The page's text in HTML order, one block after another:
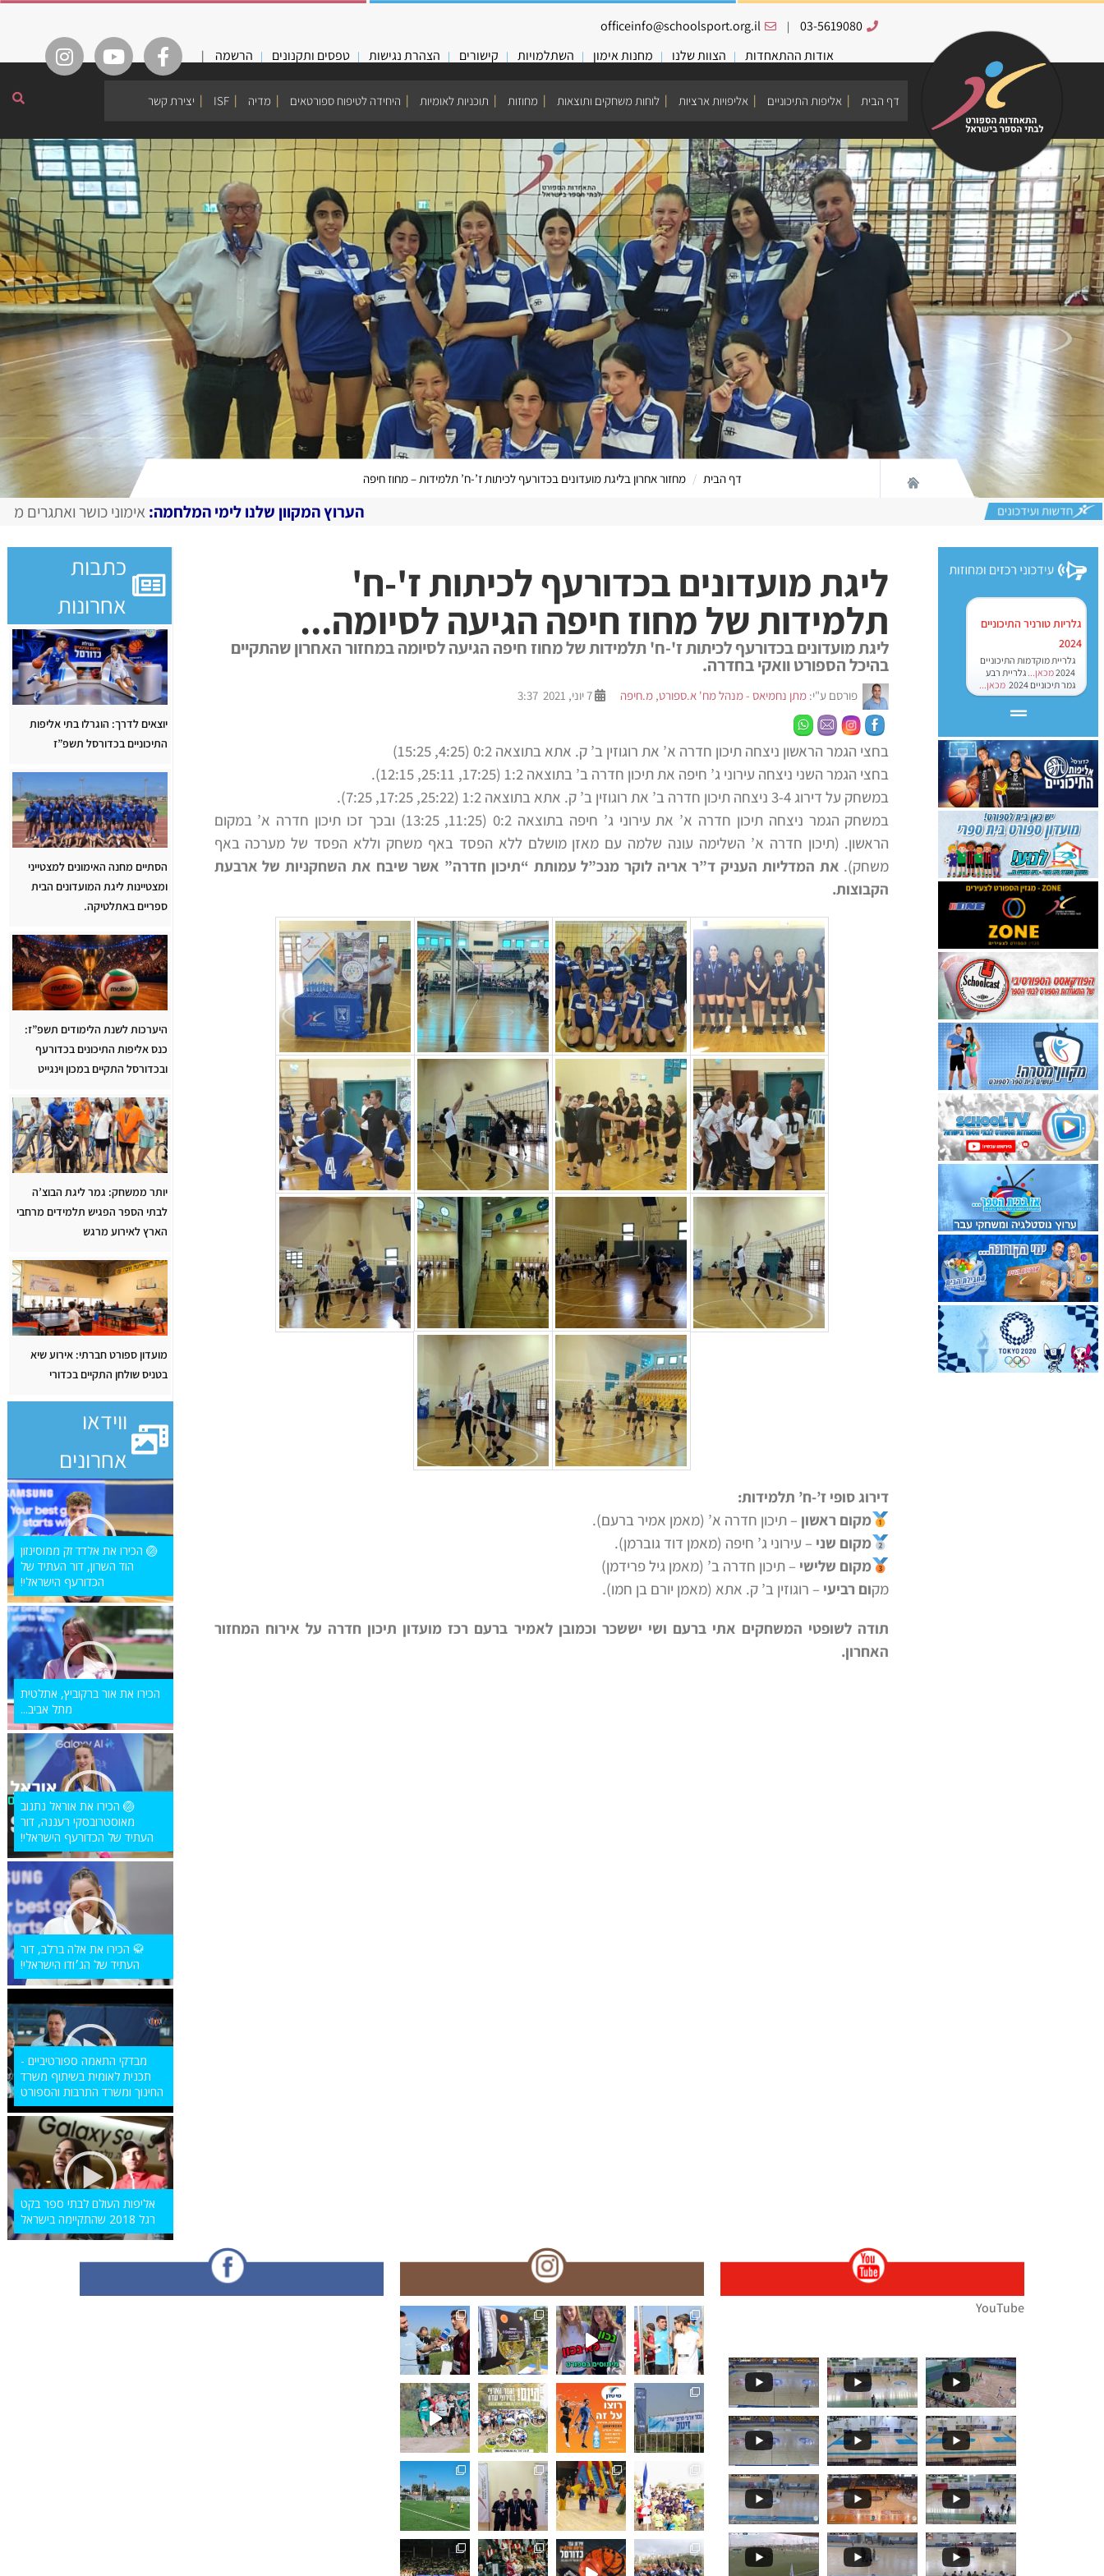
03-5619080
|
officeinfo@schoolsport.org.il
אודות ההתאחדות
הצוות שלנו מחנות אימון השתלמויות קישורים הצהרת נגישות טפסים ותקנונים הרשמה |
דף הבית אליפות התיכוניים אליפויות ארציות לוחות משחקים ותוצאות מחוזות תוכניות לאומיות היחידה לטיפוח ספורטאים מדיה ISF יצירת קשר
דף הבית מחזור אחרון בליגת מועדונים בכדורעף לכיתות ז’-ח’ תלמידות – מחוז חיפה
הערוץ המקוון שלנו לימי המלחמה:אימוני כושר ואתגרים מצולמים, מגזין
גלריות טורניר התיכוניים
2024
גלריית מוקדמות התיכוניים
2024מכאן... גלריית רבע
גמר תיכוניים 2024
מכאן...
ליגת מועדונים בכדורעף לכיתות ז'-ח'
תלמידות של מחוז חיפה הגיעה לסיומה...
ליגת מועדונים בכדורעף לכיתות ז'-ח' תלמידות של מחוז חיפה הגיעה לסיומה במחזור האחרון שהתקיים
בהיכל הספורט וואקי בחדרה.
פורסם ע"י: מתן נחמיאס - מנהל מח' א.ספורט, מ.חיפה 7 יוני, 2021 3:37
בחצי הגמר הראשון ניצחה תיכון חדרה א’ את רוגוזין ב’ ק. אתא בתוצאה 0:2 (4:25, 15:25)
בחצי הגמר השני ניצחה עירוני ג’ חיפה את תיכון חדרה ב’ בתוצאה 1:2 (17:25, 25:11, 12:15).
במשחק על דירוג 3-4 ניצחה תיכון חדרה ב’ את רוגוזין ב’ ק. אתא בתוצאה 1:2 (25:22, 17:25, 7:25).
במשחק הגמר ניצחה תיכון חדרה א’ את עירוני ג’ חיפה בתוצאה 0:2 (11:25, 13:25) ובכך זכו תיכון חדרה א’ במקום
הראשון. (תיכון חדרה א’ השלימה עונה שלמה עם מאזן מושלם ללא הפסד באף משחק וללא הפסד של מערכה באף
משחק). את המדליות העניק ד”ר אריה לוקר מנכ”ל עמותת “תיכון חדרה” אשר שיבח את השחקניות של ארבעת
הקבוצות.
דירוג סופי ז’-ח’ תלמידות:
מקום ראשון – תיכון חדרה א’ (מאמן אמיר ברעם).
מקום שני – עירוני ג’ חיפה (מאמן דוד גוברמן).
מקום שלישי – תיכון חדרה ב’ (מאמן גיל פרידמן)
מקום רביעי – רוגוזין ב’ ק. אתא (מאמן יורם בן חמו).
תודה לשופטי המשחקים אתי ברעם ושי יששכר וכמובן לאמיר ברעם רכז מועדון תיכון חדרה על אירוח המחזור
האחרון.
כתבות
אחרונות
יוצאים לדרך: הוגרלו בתי אליפות
התיכוניים בכדורסל תשפ”ז
הסתיים מחנה האימונים למצטייני
ומצטיינות ליגת המועדונים הבית
ספריים באתלטיקה.
היערכות לשנת הלימודים תשפ”ז:
כנס אליפות התיכונים בכדורעף
ובכדורסל התקיים במכון וינגייט
יותר ממשחק: גמר ליגת הבוצ’ה
לבתי הספר הפגיש תלמידים מרחבי
הארץ לאירוע מרגש
מועדון ספורט חברתי: אירוע שיא
בטניס שולחן התקיים בכדורי
ווידאו
אחרונים
🏐 הכירו את אלדד זק ממוסינזון
הוד השרון, דור העתיד של
הכדורעף הישראלי!
הכירו את אור ברקוביץ, אתלטית
מתל אביב...
🏐 הכירו את אוראל נתנוב
מאוסטרובסקי רעננה, דור
העתיד של הכדורעף הישראלי!
🥋 הכירו את אלה ברלב, דור
העתיד של הג׳ודו הישראלי!
מבדקי התאמה ספורטיביים -
תכנית לאומית בשיתוף משרד
החינוך ומשרד התרבות והספורט
אליפות העולם לבתי ספר בקט
רגל 2018 שהתקיימה בישראל
YouTube תפסנו אתכם רגע לפני המירוץ כדי לעזור לנו לנפץ כמה🏆🏃‍♀️🏃 🌞🌼האליפות הארצית במרוצי שדה!! עמק המעיינות
🏆🏃‍♀️🏃 יצאנו לדרך אל האליפות הארצית במרוצי שדה!! מ
🏆🏃‍♀️🏃 האליפות הארצית במרוצי שדה...רוצו על זה!! וג
🏆🏃‍♀️🏃 היום!!האליפות הארצית במרוצי שדה!!מאות משתתפ
🏆🏃‍♀️🏃 מחר!! האליפות הארצית במרוצי שדה! מאות משתתפ
🏆🏃‍♀️🏃 האליפות הארצית במרוצי שדה...! ברביעי הקרוב
🤸‍♂️⛹️‍♀️ "משחקים כמו פעם": בחמישי האחרון, סנונית
🏓🏆 מחוז חיפה: ליגת המועדונים בטנ"ש, ז'-ח' תלמידים🏓
ואלופת מחוז ת"א בכדורגל ⚽🏆 היא... ליבוביץ נתניה!!.
🏆⚽️ קבלו את תיכון קשת ראם (סליסברג)✨👏👏 אלופת מחוז
🏀🏆🌟 𝙏𝒉𝒆 𝙁𝒊𝒏𝒂𝒍𝒔 𝙀𝒗𝒆𝒏𝒕! 🌞🏀 שודר הבוקר בערוץ 13...עפר 🏀🏆🌟 𝟰𝘁𝗵 𝑺𝒆𝒕 - 𝑴𝒐𝒎𝒆𝒏𝒕𝒔 𝑻𝒐 𝑹𝒆𝒎𝒆𝒎𝒃𝒆𝒓! סט רביעי ואחרון 🏀🏆🌟 𝟯𝗿𝗱 𝑺𝒆𝒕 - 𝑴𝒐𝒎𝒆𝒏𝒕𝒔 𝑻𝒐 𝑹𝒆𝒎𝒆𝒎𝒃𝒆𝒓! קבלו עוד רגעים